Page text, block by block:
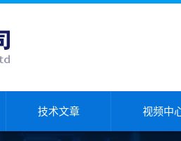
技术文章 视频中